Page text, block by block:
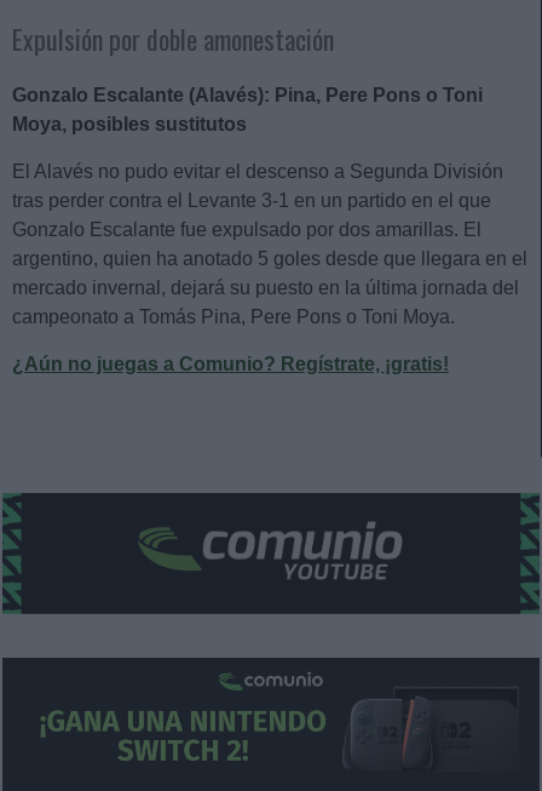
Expulsión por doble amonestación
Gonzalo Escalante (Alavés): Pina, Pere Pons o Toni
Moya, posibles sustitutos
El Alavés no pudo evitar el descenso a Segunda División
tras perder contra el Levante 3-1 en un partido en el que
Gonzalo Escalante fue expulsado por dos amarillas. El
argentino, quien ha anotado 5 goles desde que llegara en el
mercado invernal, dejará su puesto en la última jornada del
campeonato a Tomás Pina, Pere Pons o Toni Moya.
¿Aún no juegas a Comunio? Regístrate, ¡gratis!